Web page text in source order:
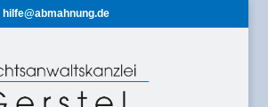
hilfe@abmahnung.de